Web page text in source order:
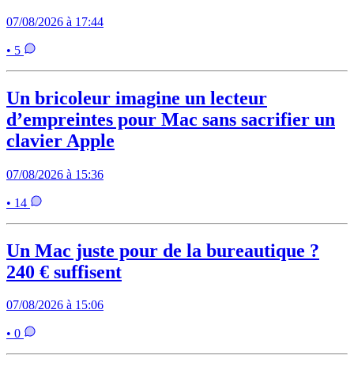
07/08/2026 à 17:44
• 5
Un bricoleur imagine un lecteur
d’empreintes pour Mac sans sacrifier un
clavier Apple
07/08/2026 à 15:36
• 14
Un Mac juste pour de la bureautique ?
240 € suffisent
07/08/2026 à 15:06
• 0